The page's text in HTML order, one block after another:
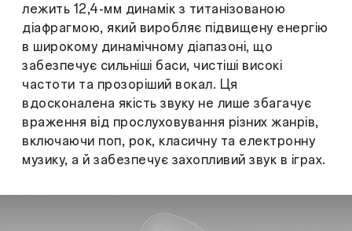
лежить 12,4-мм динамік з титанізованою
діафрагмою, який виробляє підвищену енергію
в широкому динамічному діапазоні, що
забезпечує сильніші баси, чистіші високі
частоти та прозоріший вокал. Ця
вдосконалена якість звуку не лише збагачує
враження від прослуховування різних жанрів,
включаючи поп, рок, класичну та електронну
музику, а й забезпечує захопливий звук в іграх.